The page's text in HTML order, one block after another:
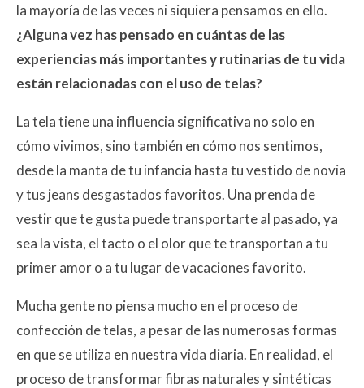
la mayoría de las veces ni siquiera pensamos en ello.
¿Alguna vez has pensado en cuántas de las
experiencias más importantes y rutinarias de tu vida
están relacionadas con el uso de telas?
La tela tiene una influencia significativa no solo en
cómo vivimos, sino también en cómo nos sentimos,
desde la manta de tu infancia hasta tu vestido de novia
y tus jeans desgastados favoritos. Una prenda de
vestir que te gusta puede transportarte al pasado, ya
sea la vista, el tacto o el olor que te transportan a tu
primer amor o a tu lugar de vacaciones favorito.
Mucha gente no piensa mucho en el proceso de
confección de telas, a pesar de las numerosas formas
en que se utiliza en nuestra vida diaria. En realidad, el
proceso de transformar fibras naturales y sintéticas